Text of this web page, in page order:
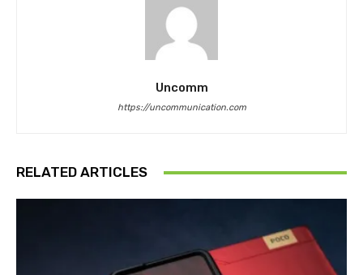
Uncomm
https://uncommunication.com
RELATED ARTICLES